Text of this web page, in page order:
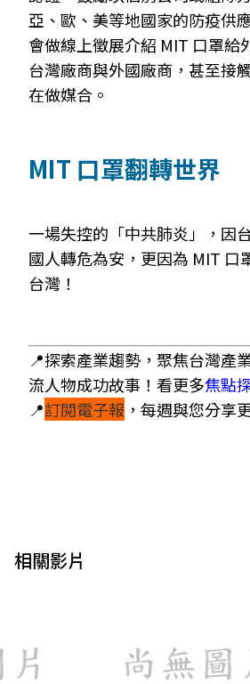
亞、歐、美等地國家的防疫供
會做線上徵展介紹 MIT 口罩給
台灣廠商與外國廠商，甚至接
在做媒合。
MIT 口罩翻轉世界
一場失控的「中共肺炎」，因
國人轉危為安，更因為 MIT 口
台灣！
📍探索產業趨勢，聚焦台灣產
流人物成功故事！看更多焦點
📍訂閱電子報 ，每週與您分享
相關影片